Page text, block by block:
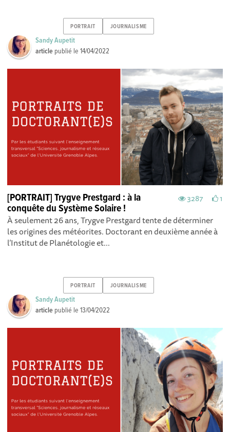
PORTRAIT JOURNALISME
Sandy Aupetit
article publié le14/04/2022
3287 1
[PORTRAIT] Trygve Prestgard : à la
conquête du Système Solaire !
À seulement 26 ans, Trygve Prestgard tente de déterminer
les origines des météorites. Doctorant en deuxième année à
l’Institut de Planétologie et...
PORTRAIT JOURNALISME
Sandy Aupetit
article publié le13/04/2022